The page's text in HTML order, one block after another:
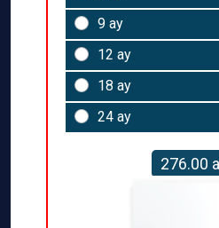
9 ay
12 ay
18 ay
24 ay
276.00